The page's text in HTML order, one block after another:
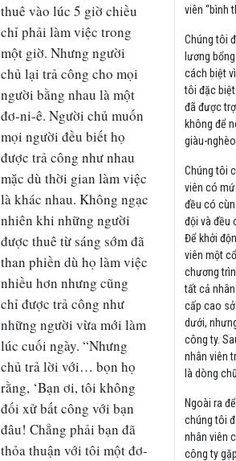
viên “bình
Chúng tôi
lương
cách biệt
tôi đặc
đã được
không để
giàu-
Chúng tôi
viên có
đều có
đội và đều
Để khởi
viên một
chương
tất cả
cấp cao
dưới,
công ty.
nhân viên
là dòng
Ngoài ra
chúng tôi
nhân viên
công ty
thuê vào lúc 5 giờ chiều
chỉ phải làm việc trong
một giờ. Nhưng người
chủ lại trả công cho mọi
người bằng nhau là một
đơ-ni-ê. Người chủ muốn
mọi người đều biết họ
được trả công như nhau
mặc dù thời gian làm việc
là khác nhau. Không ngạc
nhiên khi những người
được thuê từ sáng sớm đã
than phiền dù họ làm việc
nhiều hơn nhưng cũng
chỉ được trả công như
những người vừa mới làm
lúc cuối ngày. “Nhưng
chủ trả lời với… bọn họ
rằng, ‘Bạn ơi, tôi không
đối xử bất công với bạn
đâu! Chẳng phải bạn đã
thỏa thuận với tôi một đơ-